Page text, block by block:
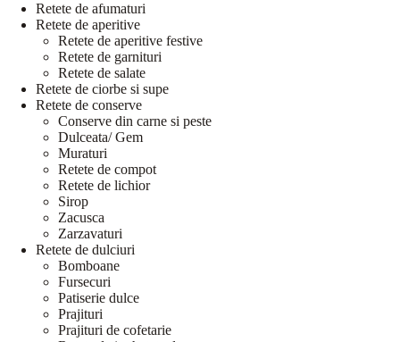
Retete de afumaturi
Retete de aperitive
Retete de aperitive festive
Retete de garnituri
Retete de salate
Retete de ciorbe si supe
Retete de conserve
Conserve din carne si peste
Dulceata/ Gem
Muraturi
Retete de compot
Retete de lichior
Sirop
Zacusca
Zarzavaturi
Retete de dulciuri
Bomboane
Fursecuri
Patiserie dulce
Prajituri
Prajituri de cofetarie